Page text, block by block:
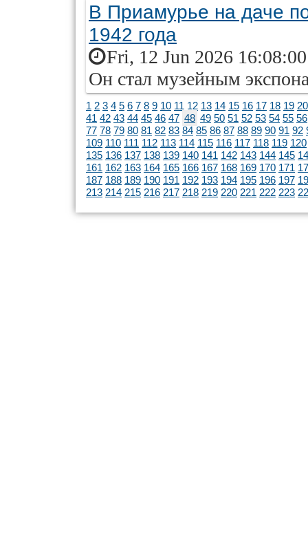
В Приамурье на даче
1942 года
Fri, 12 Jun 2026
Он стал музейным
1 2 3 4 5 6 7 8 9 10 11 12 13 14 15 16 17 18 19 20
41 42 43 44 45 46 47 48 49 50 51 52 53 54 55 56
77 78 79 80 81 82 83 84 85 86 87 88 89 90 91 92
109 110 111 112 113 114 115 116 117 118 119 120
135 136 137 138 139 140 141 142 143 144 145
161 162 163 164 165 166 167 168 169 170 171
187 188 189 190 191 192 193 194 195 196 197
213 214 215 216 217 218 219 220 221 222 223